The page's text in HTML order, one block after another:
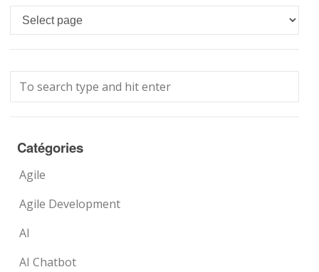
Languages
Catégories
Agile
Agile Development
AI
AI Chatbot